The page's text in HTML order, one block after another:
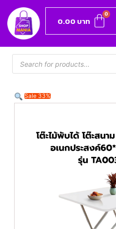
0.00 บาท
Sale 33%